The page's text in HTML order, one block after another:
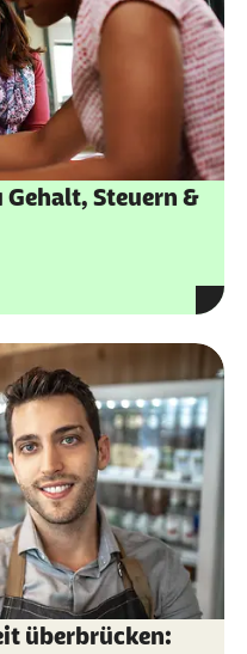
Steuern &
überbrücken: